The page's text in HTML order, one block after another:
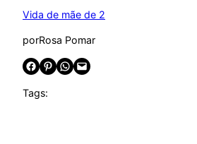
Vida de mãe de 2
porRosa Pomar
Share on Facebook Share on Pinterest Share on WhatsApp Email this Page
Tags: